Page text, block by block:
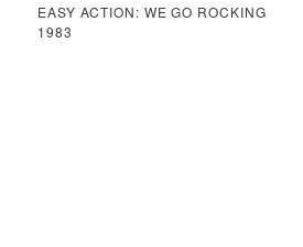
EASY ACTION: WE GO ROCKING
1983